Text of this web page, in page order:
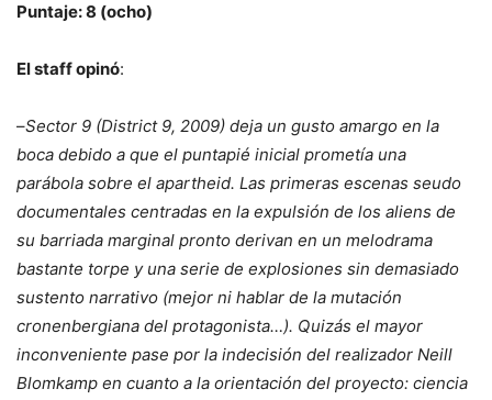
Puntaje: 8 (ocho)
El staff opinó:
–Sector 9 (District 9, 2009) deja un gusto amargo en la
boca debido a que el puntapié inicial prometía una
parábola sobre el apartheid. Las primeras escenas seudo
documentales centradas en la expulsión de los aliens de
su barriada marginal pronto derivan en un melodrama
bastante torpe y una serie de explosiones sin demasiado
sustento narrativo (mejor ni hablar de la mutación
cronenbergiana del protagonista…). Quizás el mayor
inconveniente pase por la indecisión del realizador Neill
Blomkamp en cuanto a la orientación del proyecto: ciencia